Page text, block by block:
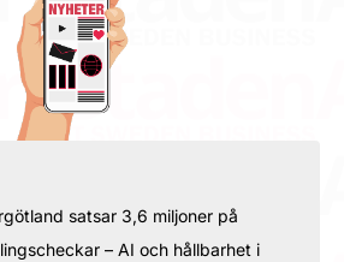
satsar 3,6 miljoner på
– AI och hållbarhet i